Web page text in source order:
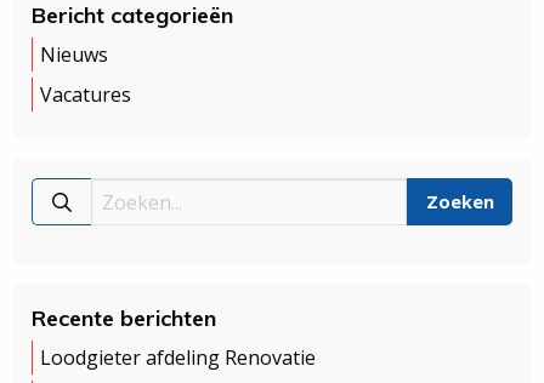
Bericht categorieën
Nieuws
Vacatures
Recente berichten
Loodgieter afdeling Renovatie